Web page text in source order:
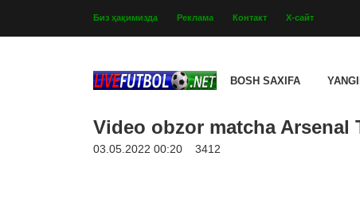
Биз ҳақимизда Реклама Контакт Х-сайт
BOSH SAXIFA
Video obzor matcha Arsenal
03.05.2022 00:20 3412